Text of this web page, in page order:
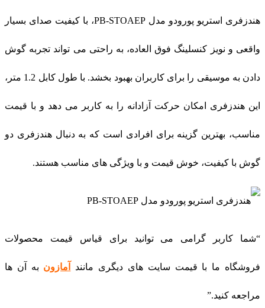
هندزفری استریو پورودو مدل PB-STOAEP، با کیفیت صدای بسیار
واقعی و نویز کنسلینگ فوق العاده، به راحتی می‌ تواند تجربه گوش
دادن به موسیقی را برای کاربران بهبود بخشد. با طول کابل 1.2 متر،
این هندزفری امکان حرکت آزادانه را به کاربر می‌ دهد و با قیمت
مناسب، بهترین گزینه برای افرادی است که به دنبال هندزفری دو
گوش با کیفیت، خوش قیمت و با ویژگی های مناسب هستند.
“شما کاربر گرامی می توانید برای قیاس قیمت محصولات
فروشگاه ما با قیمت سایت های دیگری مانند آمازون به آن ها
مراجعه کنید.”